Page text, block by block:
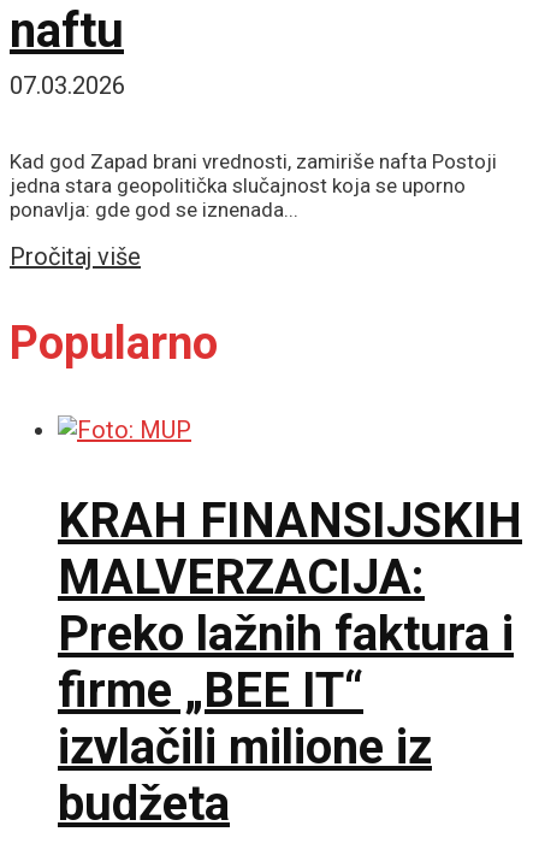
naftu
07.03.2026
Kad god Zapad brani vrednosti, zamiriše nafta Postoji
jedna stara geopolitička slučajnost koja se uporno
ponavlja: gde god se iznenada...
Pročitaj više
Popularno
KRAH FINANSIJSKIH
MALVERZACIJA:
Preko lažnih faktura i
firme „BEE IT“
izvlačili milione iz
budžeta